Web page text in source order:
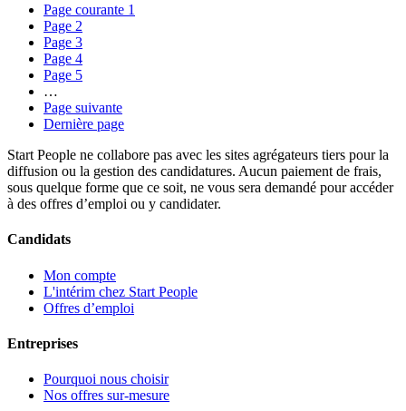
Page courante 1
Page 2
Page 3
Page 4
Page 5
…
Page suivante
Dernière page
Start People ne collabore pas avec les sites agrégateurs tiers pour la
diffusion ou la gestion des candidatures. Aucun paiement de frais,
sous quelque forme que ce soit, ne vous sera demandé pour accéder
à des offres d’emploi ou y candidater.
Candidats
Mon compte
L'intérim chez Start People
Offres d’emploi
Entreprises
Pourquoi nous choisir
Nos offres sur-mesure